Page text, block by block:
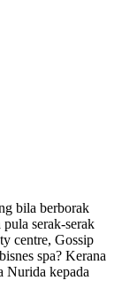
bila berborak
serak-serak
centre, Gossip
spa? Kerana
Nurida kepada